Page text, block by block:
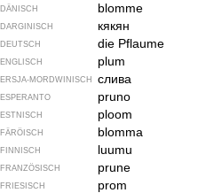
DÄNISCH blomme
DARGINISCH кякян
DEUTSCH die Pflaume
ENGLISCH plum
ERSJA-MORDWINISCH слива
ESPERANTO pruno
ESTNISCH ploom
FÄRÖISCH blomma
FINNISCH luumu
FRANZÖSISCH prune
FRIESISCH
prom